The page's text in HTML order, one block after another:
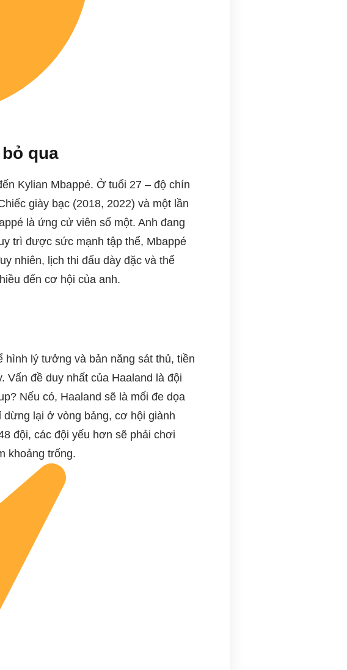
qua
Kylian Mbappé. Ở tuổi 27 – độ chín
giày bạc (2018, 2022) và một lần
là ứng cử viên số một. Anh đang
trì được sức mạnh tập thể, Mbappé
nhiên, lịch thi đấu dày đặc và thể
đến cơ hội của anh.
hình lý tưởng và bản năng sát thủ, tiền
Vấn đề duy nhất của Haaland là đội
Nếu có, Haaland sẽ là mối đe dọa
lại ở vòng bảng, cơ hội giành
đội, các đội yếu hơn sẽ phải chơi
khoảng trống.